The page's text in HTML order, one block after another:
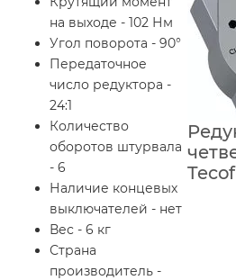
на выходе - 102 Нм
Угол поворота - 90°
Передаточное
число редуктора -
24:1
Количество
оборотов штурвала
- 6
Наличие концевых
выключателей - нет
Вес - 6 кг
Страна
производитель -